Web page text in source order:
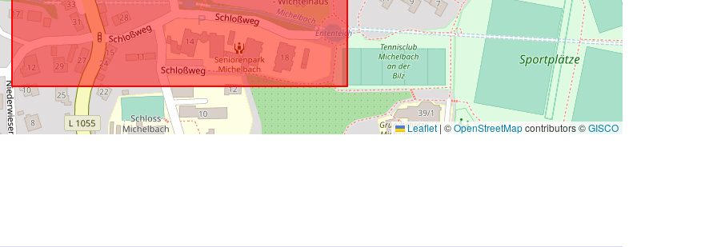
Leaflet | ©OpenStreetMapcontributors ©GISCO